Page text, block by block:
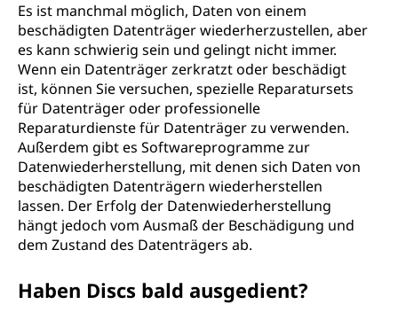
Es ist manchmal möglich, Daten von einem
beschädigten Datenträger wiederherzustellen, aber
es kann schwierig sein und gelingt nicht immer.
Wenn ein Datenträger zerkratzt oder beschädigt
ist, können Sie versuchen, spezielle Reparatursets
für Datenträger oder professionelle
Reparaturdienste für Datenträger zu verwenden.
Außerdem gibt es Softwareprogramme zur
Datenwiederherstellung, mit denen sich Daten von
beschädigten Datenträgern wiederherstellen
lassen. Der Erfolg der Datenwiederherstellung
hängt jedoch vom Ausmaß der Beschädigung und
dem Zustand des Datenträgers ab.
Haben Discs bald ausgedient?